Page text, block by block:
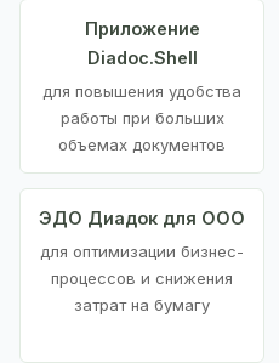
Приложение
Diadoc.Shell
для повышения удобства
работы при больших
объемах документов
ЭДО Диадок для ООО
для оптимизации бизнес-
процессов и снижения
затрат на бумагу